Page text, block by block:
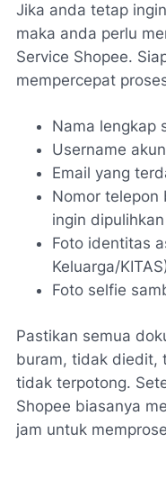
Jika anda tetap
maka anda perlu
Service Shopee.
mempercepat
Nama lengkap
Username
Email yang
Nomor telepon
ingin dipulihkan
Foto identitas
Keluarga/
Foto selfie
Pastikan semua
buram, tidak diedit,
tidak terpotong.
Shopee biasanya
jam untuk